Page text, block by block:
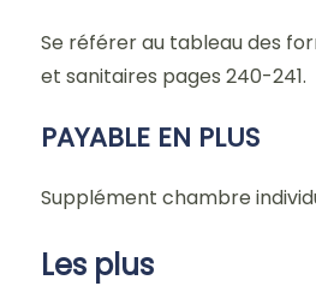
Se référer au tableau des
et sanitaires pages 240-241.
PAYABLE EN PLUS
Supplément chambre
Les plus